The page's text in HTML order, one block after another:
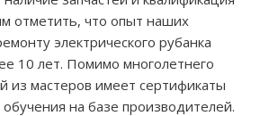
отметить, что опыт наших
электрического рубанка
10 лет. Помимо многолетнего
из мастеров имеет сертификаты
на базе производителей.